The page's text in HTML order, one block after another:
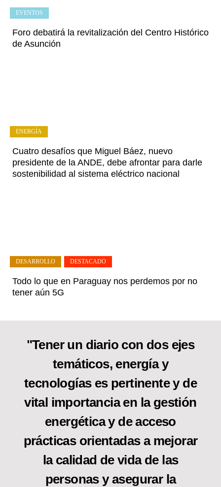
Foro debatirá la revitalización del Centro Histórico
de Asunción
EVENTOS
Cuatro desafíos que Miguel Báez, nuevo
presidente de la ANDE, debe afrontar para darle
sostenibilidad al sistema eléctrico nacional
ENERGÍA
Todo lo que en Paraguay nos perdemos por no
tener aún 5G
DESARROLLO DESTACADO
"Tener un diario con dos ejes
temáticos, energía y
tecnologías es pertinente y de
vital importancia en la gestión
energética y de acceso
prácticas orientadas a mejorar
la calidad de vida de las
personas y asegurar la